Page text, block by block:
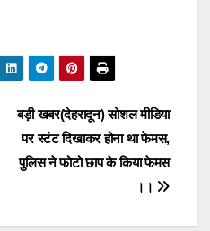
बड़ी खबर(देहरादून) सोशल मीडिया
पर स्टंट दिखाकर होना था फेमस,
पुलिस ने फोटो छाप के किया फेमस
।।